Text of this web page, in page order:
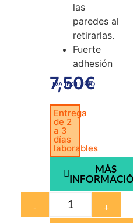
las
paredes al
retirarlas.
Fuerte
adhesión
7,50€
IVA INCLUIDO
Entrega
de 2
a 3
días
laborables
MÁS
- +